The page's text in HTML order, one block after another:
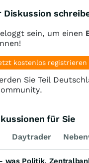
Diskussion
sein, um einen
kostenlos registrieren
Sie Teil
für Sie
Daytrader